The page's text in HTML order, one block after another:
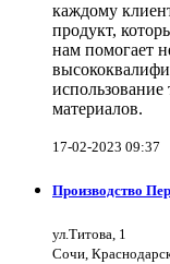
каждому
продукт,
нам помогает
материалов.
17-02-2023 09:37
Производство
ул.Титова, 1
Сочи,